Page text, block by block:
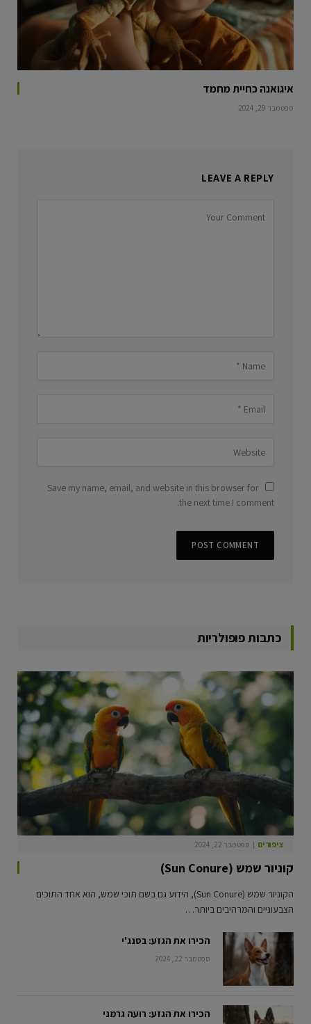
איגואנה כחיית מחמד
ספטמבר 29, 2024
LEAVE A REPLY
Save my name, email, and website in this browser for
the next time I comment.
כתבות פופולריות
ציפורים ספטמבר 22, 2024
קוניור שמש (Sun Conure)
הקוניור שמש (Sun Conure), הידוע גם בשם תוכי שמש, הוא אחד התוכים
הצבעוניים והמרהיבים ביותר…
הכירו את הגזע: בסנג'י
ספטמבר 22, 2024
הכירו את הגזע: רועה גרמני